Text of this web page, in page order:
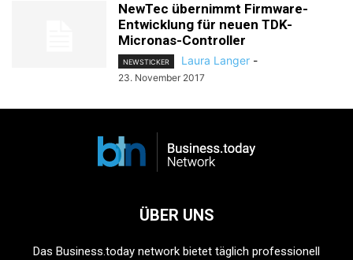
NewTec übernimmt Firmware-
Entwicklung für neuen TDK-
Micronas-Controller
NEWSTICKER Laura Langer -
23. November 2017
ÜBER UNS
Das Business.today network bietet täglich professionell